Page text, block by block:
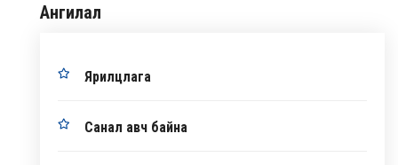
Ангилал
Ярилцлага
Санал авч байна